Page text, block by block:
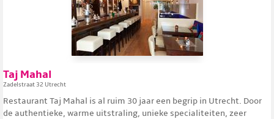
Taj Mahal
Zadelstraat 32 Utrecht
Restaurant Taj Mahal is al ruim 30 jaar een begrip in Utrecht. Door
de authentieke, warme uitstraling, unieke specialiteiten, zeer